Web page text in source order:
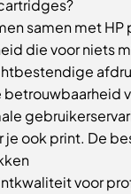
samen met
die voor niets
betrouwbaarheid
je ook print. De
voor